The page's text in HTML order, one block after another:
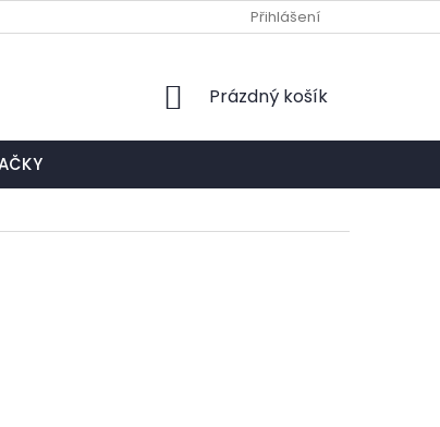
EXPEDIČNÍ A KONTAKTNÍ MÍSTO
Přihlášení
NÁKUPNÍ
Prázdný košík